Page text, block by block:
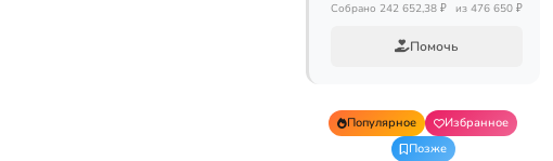
Собрано 242 652,38 ₽ из 476 650 ₽
Помочь
Популярное
Избранное
Позже